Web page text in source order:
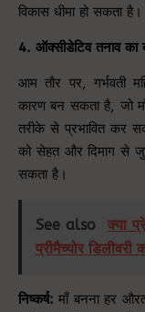
विकास धीमा हो सकता है।
4. ऑक्सीडेटिव तनाव का
आम तौर पर, गर्भवती
कारण बन सकता है, जो
तरीके से प्रभावित कर
को सेहत और दिमाग से
सकता है।
See also
क्या
प्रीमैच्योर
निष्कर्ष:माँ बनना हर